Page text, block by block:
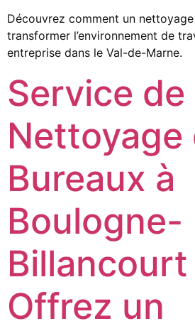
Découvrez comment un
transformer l’environnement de
entreprise dans le Val-de-Marne.
Service de
Nettoyage
Bureaux à
Boulogne-
Billancourt
Offrez un